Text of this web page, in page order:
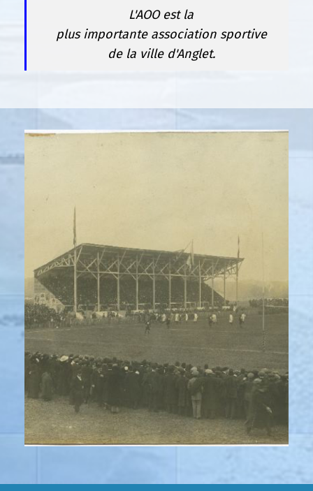
L'AOO est la
plus importante association sportive
de la ville d'Anglet.